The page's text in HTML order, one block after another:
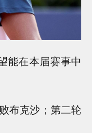
能在本届赛事中
布克沙；第二轮